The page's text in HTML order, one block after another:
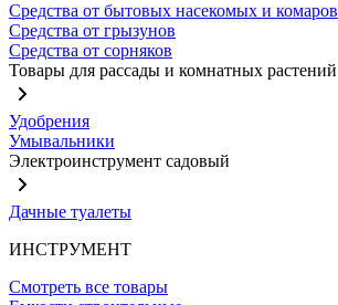
Средства от бытовых насекомых и комаров
Средства от грызунов
Средства от сорняков
Товары для рассады и комнатных растений
Удобрения
Умывальники
Электроинструмент садовый
Дачные туалеты
ИНСТРУМЕНТ
Смотреть все товары